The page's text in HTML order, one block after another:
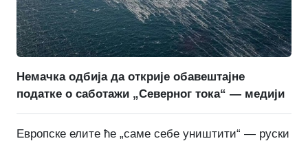
Немачка одбија да открије обавештајне
податке о саботажи „Северног тока“ — медији
Европске елите ће „саме себе уништити“ — руски